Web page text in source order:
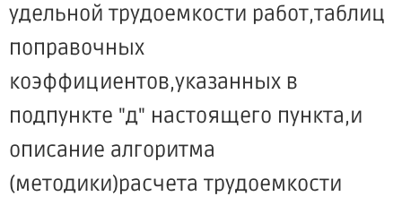
удельной трудоемкости работ,таблиц
поправочных
коэффициентов,указанных в
подпункте "д" настоящего пункта,и
описание алгоритма
(методики)расчета трудоемкости